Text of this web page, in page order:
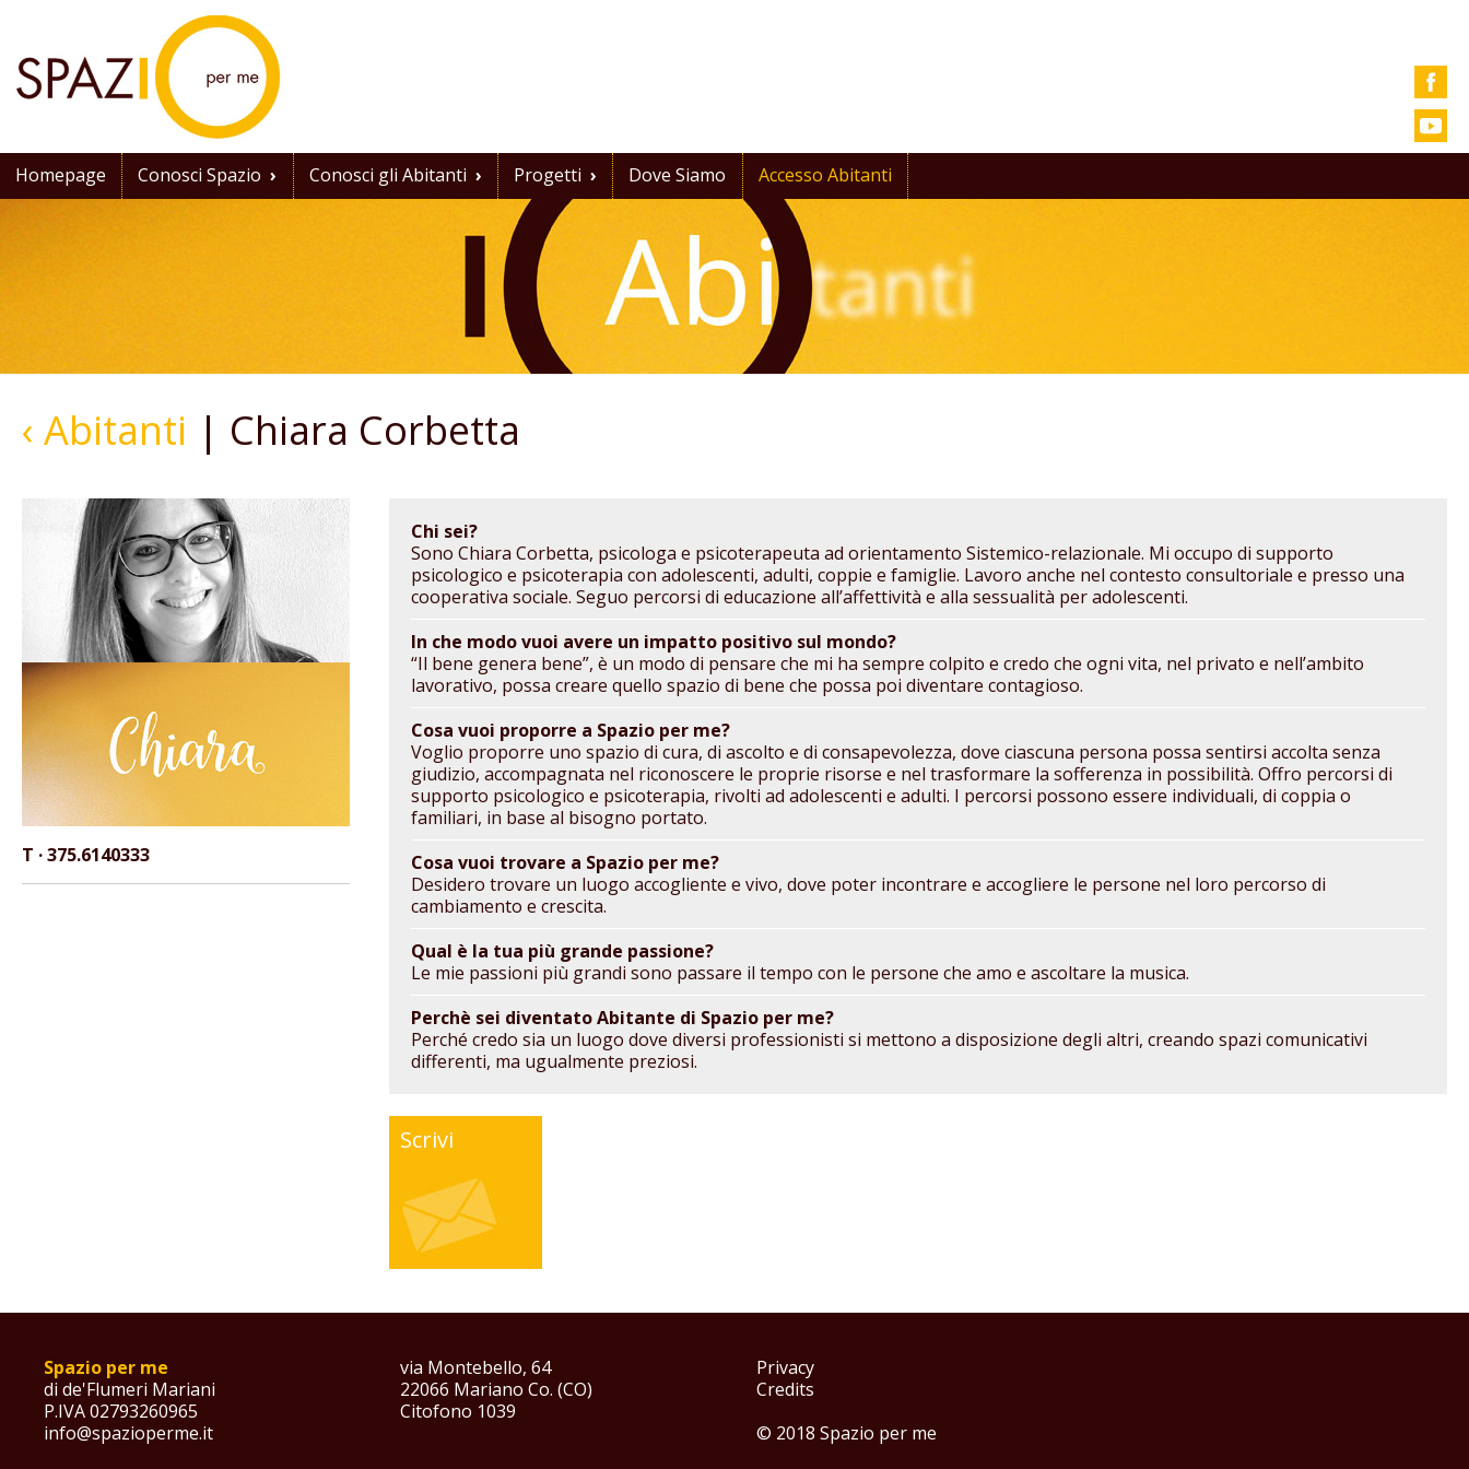
Homepage Conosci Spazio› Conosci gli Abitanti › Progetti › Dove Siamo Accesso Abitanti
‹ Abitanti | Chiara Corbetta
T · 375.6140333
Chi sei?
Sono Chiara Corbetta, psicologa e psicoterapeuta ad orientamento Sistemico-relazionale. Mi occupo di supporto
psicologico e psicoterapia con adolescenti, adulti, coppie e famiglie. Lavoro anche nel contesto consultoriale e presso una
cooperativa sociale. Seguo percorsi di educazione all’affettività e alla sessualità per adolescenti.
In che modo vuoi avere un impatto positivo sul mondo?
“Il bene genera bene”, è un modo di pensare che mi ha sempre colpito e credo che ogni vita, nel privato e nell’ambito
lavorativo, possa creare quello spazio di bene che possa poi diventare contagioso.
Cosa vuoi proporre a Spazio per me?
Voglio proporre uno spazio di cura, di ascolto e di consapevolezza, dove ciascuna persona possa sentirsi accolta senza
giudizio, accompagnata nel riconoscere le proprie risorse e nel trasformare la sofferenza in possibilità. Offro percorsi di
supporto psicologico e psicoterapia, rivolti ad adolescenti e adulti. I percorsi possono essere individuali, di coppia o
familiari, in base al bisogno portato.
Cosa vuoi trovare a Spazio per me?
Desidero trovare un luogo accogliente e vivo, dove poter incontrare e accogliere le persone nel loro percorso di
cambiamento e crescita.
Qual è la tua più grande passione?
Le mie passioni più grandi sono passare il tempo con le persone che amo e ascoltare la musica.
Perchè sei diventato Abitante di Spazio per me?
Perché credo sia un luogo dove diversi professionisti si mettono a disposizione degli altri, creando spazi comunicativi
differenti, ma ugualmente preziosi.
Scrivi
Spazio per me
di de'Flumeri Mariani
P.IVA 02793260965
info@spazioperme.it
via Montebello, 64
22066 Mariano Co. (CO)
Citofono 1039
Privacy
Credits
© 2018 Spazio per me